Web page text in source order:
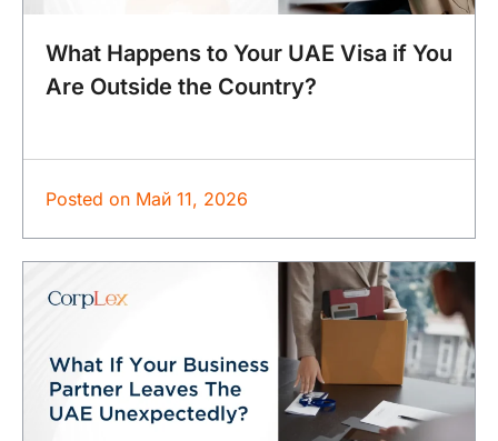
What Happens to Your UAE Visa if You
Are Outside the Country?
Posted on Май 11, 2026